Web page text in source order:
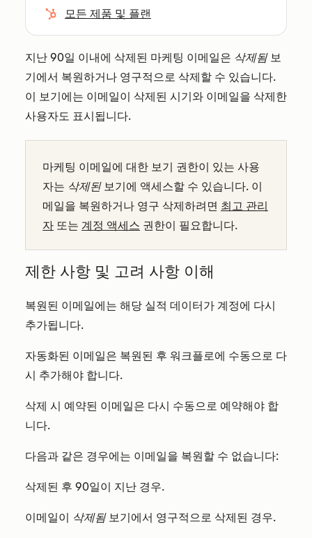
모든 제품 및 플랜
지난 90일 이내에 삭제된 마케팅 이메일은 삭제됨 보
기에서 복원하거나 영구적으로 삭제할 수 있습니다.
이 보기에는 이메일이 삭제된 시기와 이메일을 삭제한
사용자도 표시됩니다.
마케팅 이메일에 대한 보기 권한이 있는 사용
자는 삭제된 보기에 액세스할 수 있습니다. 이
메일을 복원하거나 영구 삭제하려면 최고 관리
자 또는 계정 액세스 권한이 필요합니다.
제한 사항 및 고려 사항 이해
복원된 이메일에는 해당 실적 데이터가 계정에 다시
추가됩니다.
자동화된 이메일은 복원된 후 워크플로에 수동으로 다
시 추가해야 합니다.
삭제 시 예약된 이메일은 다시 수동으로 예약해야 합
니다.
다음과 같은 경우에는 이메일을 복원할 수 없습니다:
삭제된 후 90일이 지난 경우.
이메일이 삭제됨 보기에서 영구적으로 삭제된 경우.